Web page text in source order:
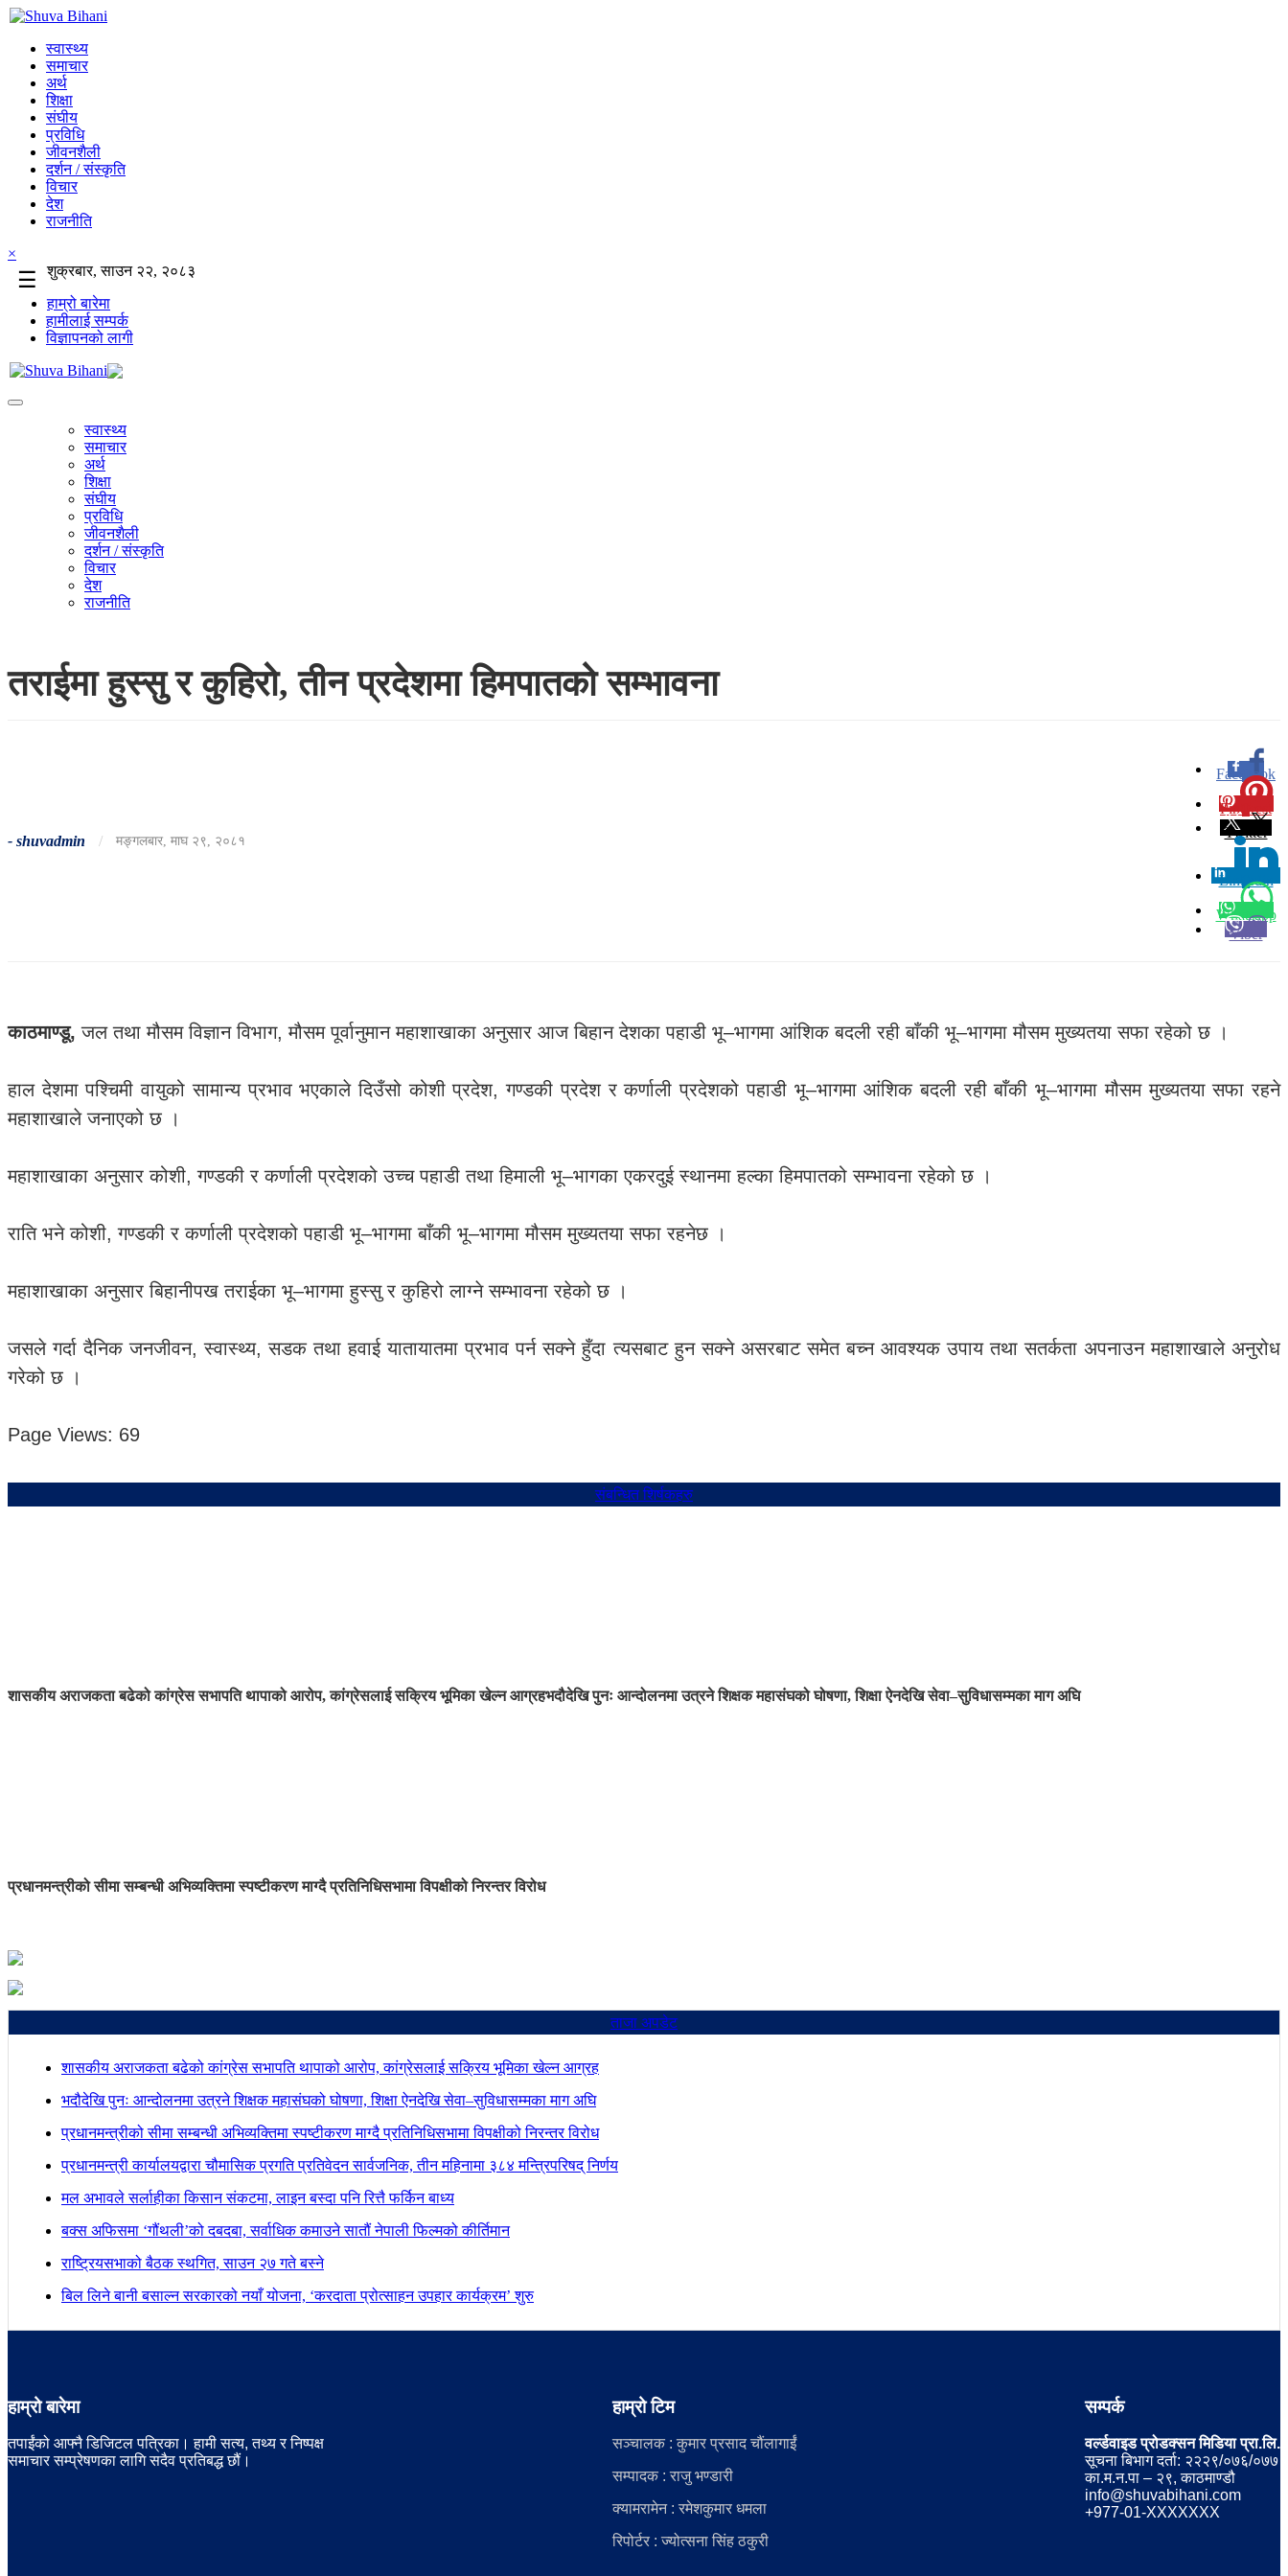
स्वास्थ्य
समाचार
अर्थ
शिक्षा
संघीय
प्रविधि
जीवनशैली
दर्शन / संस्कृति
विचार
देश
राजनीति
×
☰
शुक्रबार, साउन २२, २०८३
हाम्रो बारेमा
हामीलाई सम्पर्क
विज्ञापनको लागी
स्वास्थ्य
समाचार
अर्थ
शिक्षा
संघीय
प्रविधि
जीवनशैली
दर्शन / संस्कृति
विचार
देश
राजनीति
तराईमा हुस्सु र कुहिरो, तीन प्रदेशमा हिमपातको सम्भावना
- shuvadmin / मङ्गलबार, माघ २९, २०८१
Facebook
0
Pinterest
Twitter
Linkedin
0
Whatsapp
Viber
काठमाण्डू, जल तथा मौसम विज्ञान विभाग, मौसम पूर्वानुमान महाशाखाका अनुसार आज बिहान देशका पहाडी भू–भागमा आंशिक बदली रही बाँकी भू–भागमा मौसम मुख्यतया सफा रहेको छ ।
हाल देशमा पश्चिमी वायुको सामान्य प्रभाव भएकाले दिउँसो कोशी प्रदेश, गण्डकी प्रदेश र कर्णाली प्रदेशको पहाडी भू–भागमा आंशिक बदली रही बाँकी भू–भागमा मौसम मुख्यतया सफा रहने
महाशाखाले जनाएको छ ।
महाशाखाका अनुसार कोशी, गण्डकी र कर्णाली प्रदेशको उच्च पहाडी तथा हिमाली भू–भागका एकरदुई स्थानमा हल्का हिमपातको सम्भावना रहेको छ ।
राति भने कोशी, गण्डकी र कर्णाली प्रदेशको पहाडी भू–भागमा बाँकी भू–भागमा मौसम मुख्यतया सफा रहनेछ ।
महाशाखाका अनुसार बिहानीपख तराईका भू–भागमा हुस्सु र कुहिरो लाग्ने सम्भावना रहेको छ ।
जसले गर्दा दैनिक जनजीवन, स्वास्थ्य, सडक तथा हवाई यातायातमा प्रभाव पर्न सक्ने हुँदा त्यसबाट हुन सक्ने असरबाट समेत बच्न आवश्यक उपाय तथा सतर्कता अपनाउन महाशाखाले अनुरोध
गरेको छ ।
Page Views: 69
संबन्धित शिर्षकहरु
शासकीय अराजकता बढेको कांग्रेस सभापति थापाको आरोप, कांग्रेसलाई सक्रिय भूमिका खेल्न आग्रहभदौदेखि पुनः आन्दोलनमा उत्रने शिक्षक महासंघको घोषणा, शिक्षा ऐनदेखि सेवा–सुविधासम्मका माग अघि
प्रधानमन्त्रीको सीमा सम्बन्धी अभिव्यक्तिमा स्पष्टीकरण माग्दै प्रतिनिधिसभामा विपक्षीको निरन्तर विरोध
ताजा अपडेट
शासकीय अराजकता बढेको कांग्रेस सभापति थापाको आरोप, कांग्रेसलाई सक्रिय भूमिका खेल्न आग्रह
भदौदेखि पुनः आन्दोलनमा उत्रने शिक्षक महासंघको घोषणा, शिक्षा ऐनदेखि सेवा–सुविधासम्मका माग अघि
प्रधानमन्त्रीको सीमा सम्बन्धी अभिव्यक्तिमा स्पष्टीकरण माग्दै प्रतिनिधिसभामा विपक्षीको निरन्तर विरोध
प्रधानमन्त्री कार्यालयद्वारा चौमासिक प्रगति प्रतिवेदन सार्वजनिक, तीन महिनामा ३८४ मन्त्रिपरिषद् निर्णय
मल अभावले सर्लाहीका किसान संकटमा, लाइन बस्दा पनि रित्तै फर्किन बाध्य
बक्स अफिसमा ‘गौंथली’को दबदबा, सर्वाधिक कमाउने सातौं नेपाली फिल्मको कीर्तिमान
राष्ट्रियसभाको बैठक स्थगित, साउन २७ गते बस्ने
बिल लिने बानी बसाल्न सरकारको नयाँ योजना, ‘करदाता प्रोत्साहन उपहार कार्यक्रम’ शुरु
हाम्रो बारेमा
तपाईंको आफ्नै डिजिटल पत्रिका। हामी सत्य, तथ्य र निष्पक्ष
समाचार सम्प्रेषणका लागि सदैव प्रतिबद्ध छौं।
हाम्रो टिम
सञ्चालक : कुमार प्रसाद चौंलागाईं
सम्पादक : राजु भण्डारी
क्यामरामेन : रमेशकुमार धमला
रिपोर्टर : ज्योत्सना सिंह ठकुरी
सम्पर्क
वर्ल्डवाइड प्रोडक्सन मिडिया प्रा.लि.
सूचना बिभाग दर्ता: २२२९/०७६/०७७
का.म.न.पा – २९, काठमाण्डौ
info@shuvabihani.com
+977-01-XXXXXXX